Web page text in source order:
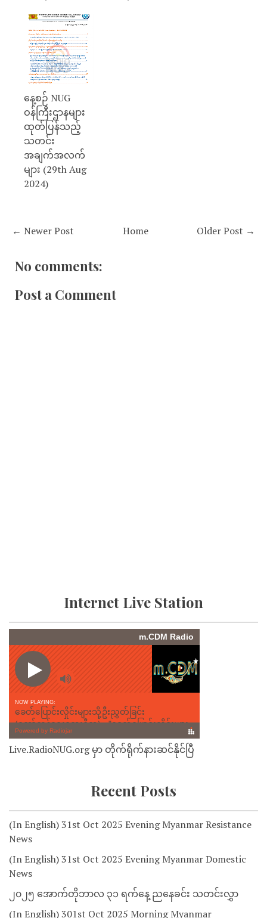
နေ့စဉ် NUG
ဝန်ကြီးဌာနများ
ထုတ်ပြန်သည့်
သတင်း
အချက်အလက်
များ (29th Aug
2024)
← Newer Post Older Post →
Home
No comments:
Post a Comment
Internet Live Station
Live.RadioNUG.org မှာ တိုက်ရိုက်နားဆင်နိုင်ပြီ
Recent Posts
(In English) 31st Oct 2025 Evening Myanmar Resistance
News
(In English) 31st Oct 2025 Evening Myanmar Domestic
News
၂၀၂၅ အောက်တိုဘာလ ၃၁ ရက်နေ့ ညနေခင်း သတင်းလွှာ
(In English) 301st Oct 2025 Morning Myanmar